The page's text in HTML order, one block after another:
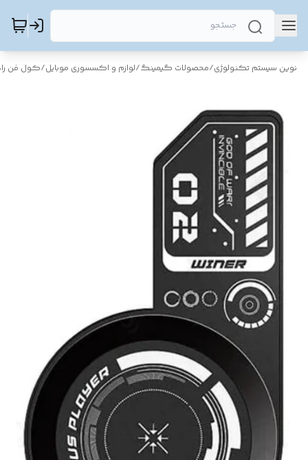
نوین سیستم تکنولوژی/محصولات گیمینگ/لوازم و اکسسوری موبایل/کول فن